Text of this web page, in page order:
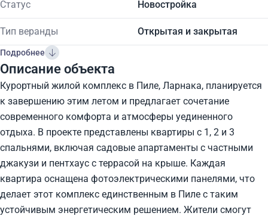
Статус Новостройка
Тип веранды Открытая и закрытая
Подробнее
Описание объекта
Курортный жилой комплекс в Пиле, Ларнака, планируется
к завершению этим летом и предлагает сочетание
современного комфорта и атмосферы уединенного
отдыха. В проекте представлены квартиры с 1, 2 и 3
спальнями, включая садовые апартаменты с частными
джакузи и пентхаус с террасой на крыше. Каждая
квартира оснащена фотоэлектрическими панелями, что
делает этот комплекс единственным в Пиле с таким
устойчивым энергетическим решением. Жители смогут